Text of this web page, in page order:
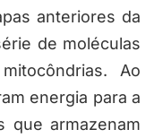
anteriores da
de moléculas
Ao
energia para a
que armazenam